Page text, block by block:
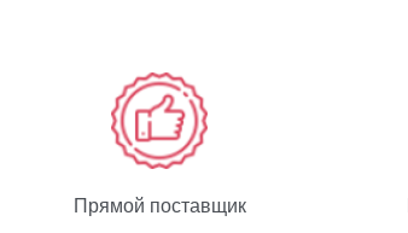
Прямой поставщик